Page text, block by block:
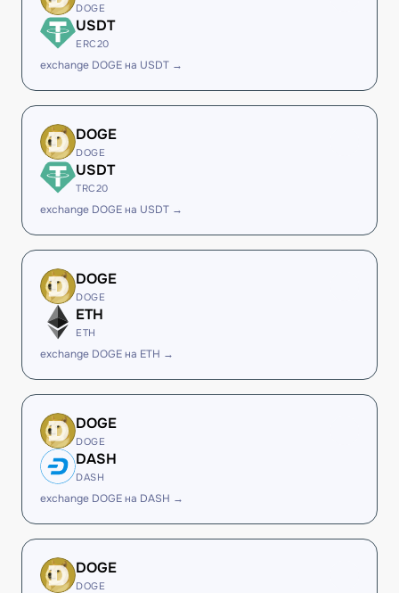
DOGE
USDT
ERC20
exchange DOGE на USDT →
DOGE
DOGE
USDT
TRC20
exchange DOGE на USDT →
DOGE
DOGE
ETH
ETH
exchange DOGE на ETH →
DOGE
DOGE
DASH
DASH
exchange DOGE на DASH →
DOGE
DOGE